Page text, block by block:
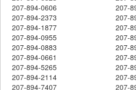
207-894-0606
207-
207-894-2373
207-
207-894-1877
207-
207-894-0955
207-
207-894-0883
207-
207-894-0661
207-
207-894-5265
207-
207-894-2114
207-
207-894-7407
207-